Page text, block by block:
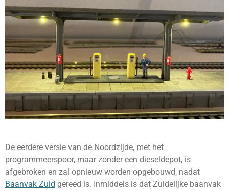
De eerdere versie van de Noordzijde, met het
programmeerspoor, maar zonder een dieseldepot, is
afgebroken en zal opnieuw worden opgebouwd, nadat
Baanvak Zuid gereed is. Inmiddels is dat Zuidelijke baanvak